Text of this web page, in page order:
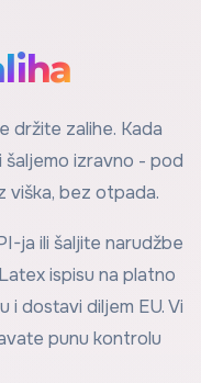
držite zalihe. Kada
šaljemo izravno - pod
viška, bez otpada.
ja ili šaljite narudžbe
ispisu na platno
i dostavi diljem EU. Vi
punu kontrolu